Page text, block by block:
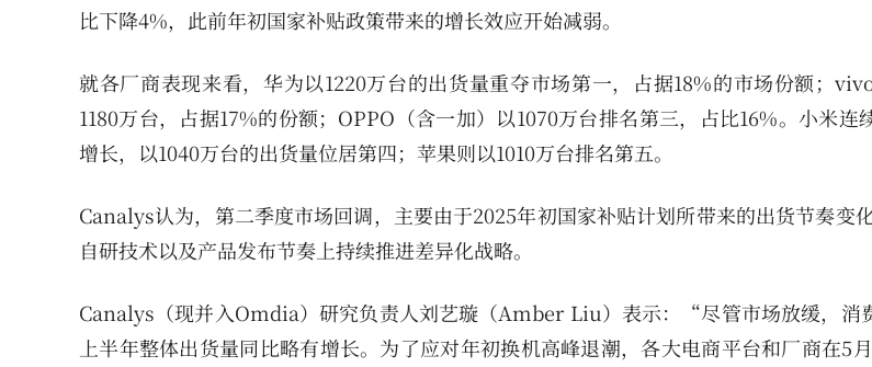
比下降4%，此前年初国家补贴政策带来的增长效应开始减弱。
就各厂商表现来看，华为以1220万台的出货量重夺市场第一，占据18%的市场份额；
1180万台，占据17%的份额；OPPO（含一加）以1070万台排名第三，占比16%。小米连
增长，以1040万台的出货量位居第四；苹果则以1010万台排名第五。
Canalys认为，第二季度市场回调，主要由于2025年初国家补贴计划所带来的出货节奏变
自研技术以及产品发布节奏上持续推进差异化战略。
Canalys（现并入Omdia）研究负责人刘艺璇（Amber Liu）表示：“尽管市场放缓，消
上半年整体出货量同比略有增长。为了应对年初换机高峰退潮，各大电商平台和厂商在5